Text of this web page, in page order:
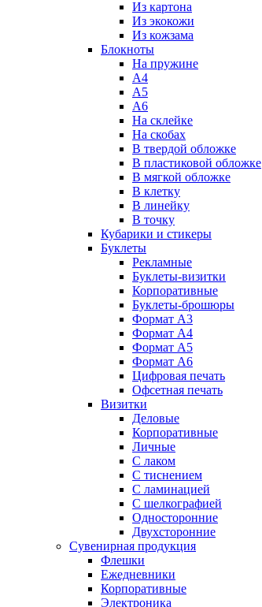
Из картона
Из экокожи
Из кожзама
Блокноты
На пружине
А4
А5
А6
На склейке
На скобах
В твердой обложке
В пластиковой обложке
В мягкой обложке
В клетку
В линейку
В точку
Кубарики и стикеры
Буклеты
Рекламные
Буклеты-визитки
Корпоративные
Буклеты-брошюры
Формат А3
Формат А4
Формат А5
Формат А6
Цифровая печать
Офсетная печать
Визитки
Деловые
Корпоративные
Личные
С лаком
C тиснением
С ламинацией
С шелкографией
Односторонние
Двухсторонние
Сувенирная продукция
Флешки
Ежедневники
Корпоративные
Электроника